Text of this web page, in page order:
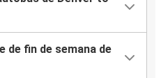
de fin de semana de